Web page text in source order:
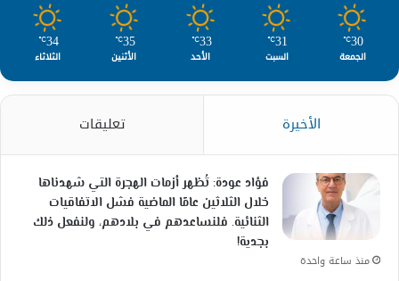
30
℃
الجمعة
31
℃
السبت
33
℃
الأحد
35
℃
الأثنين
34
℃
الثلاثاء
الأخيرة تعليقات
فؤاد عودة: تُظهر أزمات الهجرة التي شهدناها
خلال الثلاثين عامًا الماضية فشل الاتفاقيات
الثنائية. فلنساعدهم في بلادهم، ولنفعل ذلك
بجدية!
منذ ساعة واحدة